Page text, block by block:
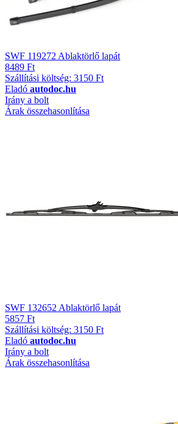
SWF 119272 Ablaktörlő lapát
8489 Ft
Szállítási költség: 3150 Ft
Eladó autodoc.hu
Irány a bolt
Árak összehasonlítása
SWF 132652 Ablaktörlő lapát
5857 Ft
Szállítási költség: 3150 Ft
Eladó autodoc.hu
Irány a bolt
Árak összehasonlítása